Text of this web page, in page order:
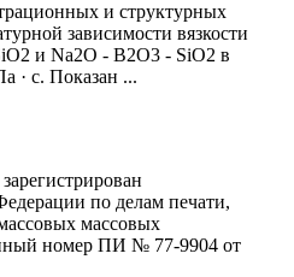
и структурных
зависимости вязкости
и Na2O - B2O3 - SiO2 в
· с. Показан ...
по делам печати,
массовых
номер ПИ № 77-9904 от